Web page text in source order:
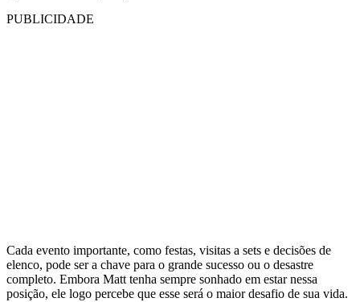
PUBLICIDADE
Cada evento importante, como festas, visitas a sets e decisões de
elenco, pode ser a chave para o grande sucesso ou o desastre
completo. Embora Matt tenha sempre sonhado em estar nessa
posição, ele logo percebe que esse será o maior desafio de sua vida.